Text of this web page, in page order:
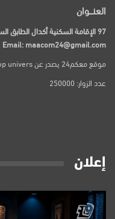
العنـــوان
97 الإقامة السكنية أكدال الطابق السفلي رقم 7 سيدي مومن الدار البيضاء
Email: maacom24@gmail.com
موقع معكم24 يصدر عن media top univers
عدد الزوار: 250000
إعلان
مشغل
الفيديو